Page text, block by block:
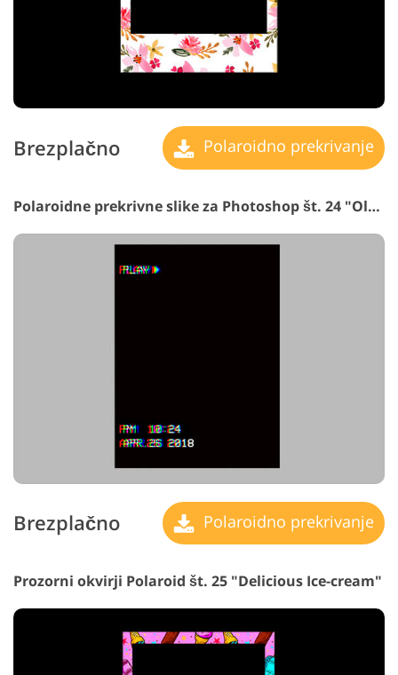
Brezplačno Polaroidno prekrivanje
Polaroidne prekrivne slike za Photoshop št. 24 "Old Days"
Brezplačno Polaroidno prekrivanje
Prozorni okvirji Polaroid št. 25 "Delicious Ice-cream"